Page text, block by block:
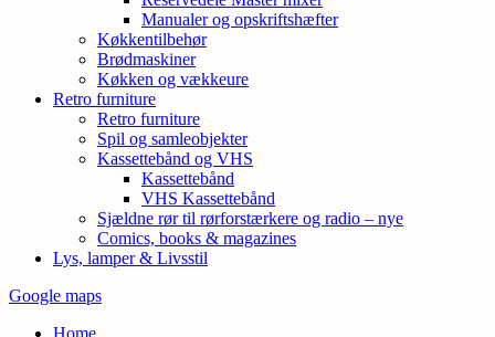
Manualer og opskriftshæfter
Køkkentilbehør
Brødmaskiner
Køkken og vækkeure
Retro furniture
Retro furniture
Spil og samleobjekter
Kassettebånd og VHS
Kassettebånd
VHS Kassettebånd
Sjældne rør til rørforstærkere og radio – nye
Comics, books & magazines
Lys, lamper & Livsstil
Google maps
Home